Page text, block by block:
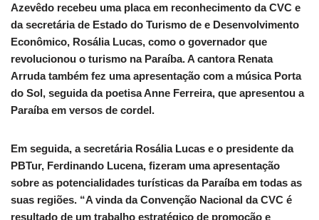
Azevêdo recebeu uma placa em reconhecimento da CVC e
da secretária de Estado do Turismo de e Desenvolvimento
Econômico, Rosália Lucas, como o governador que
revolucionou o turismo na Paraíba. A cantora Renata
Arruda também fez uma apresentação com a música Porta
do Sol, seguida da poetisa Anne Ferreira, que apresentou a
Paraíba em versos de cordel.
Em seguida, a secretária Rosália Lucas e o presidente da
PBTur, Ferdinando Lucena, fizeram uma apresentação
sobre as potencialidades turísticas da Paraíba em todas as
suas regiões. “A vinda da Convenção Nacional da CVC é
resultado de um trabalho estratégico de promoção e